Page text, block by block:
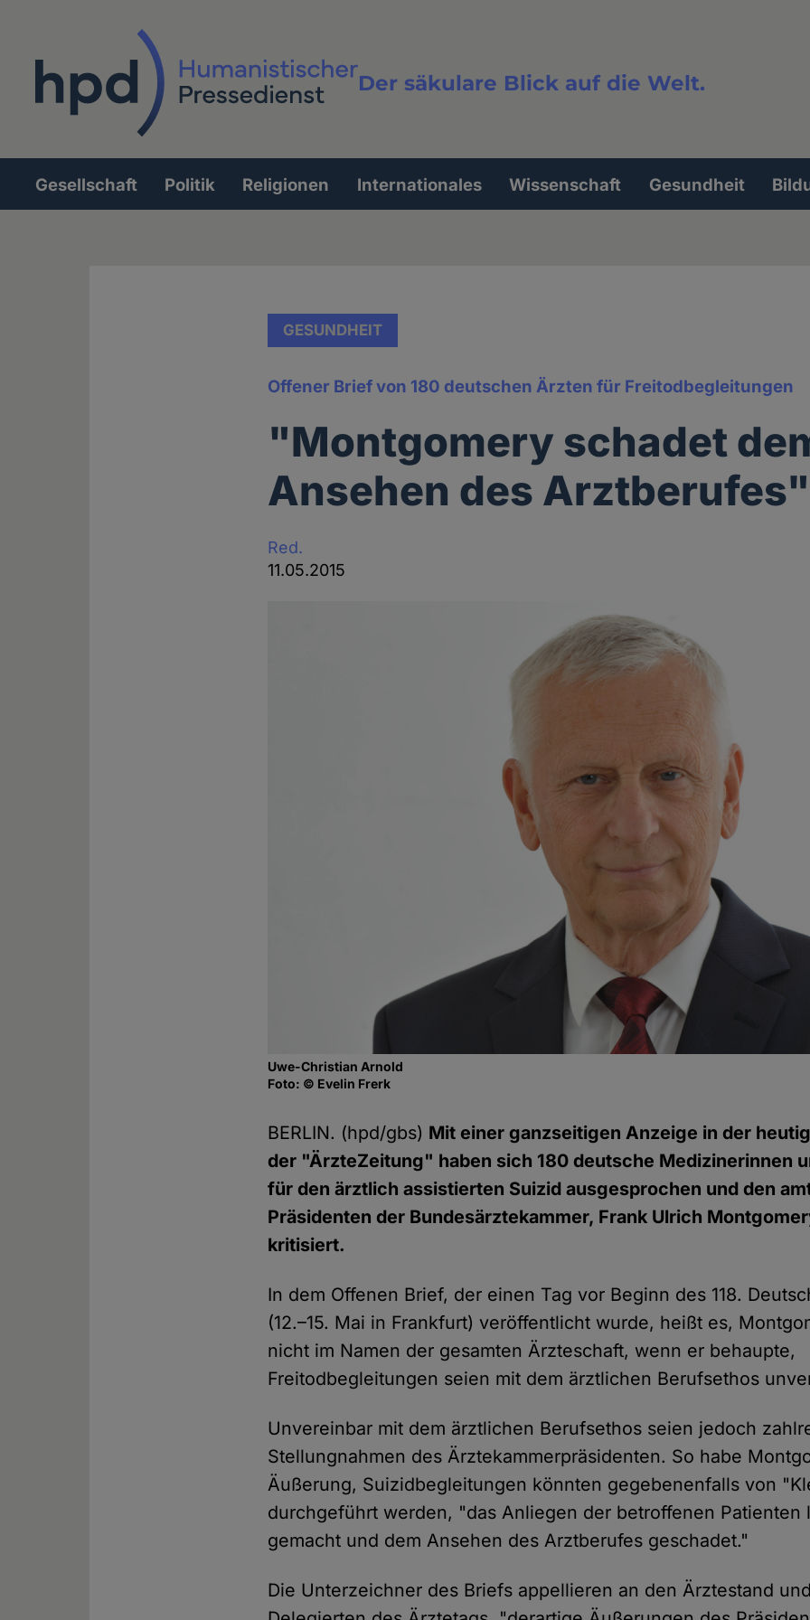
Der säkulare Blick auf die Welt.
Volltextsuche
Hauptnavigation
Gesellschaft Politik Religionen Internationales Wissenschaft Gesundheit
GESUNDHEIT
Offener Brief von 180 deutschen Ärzten für Freitodbegleitungen
"Montgomery schadet
Ansehen des Arztberufes"
Red.
11.05.2015
Uwe-Christian Arnold
Foto: © Evelin Frerk
BERLIN. (hpd/gbs) Mit einer ganzseitigen Anzeige in der
der "ÄrzteZeitung" haben sich 180 deutsche Medizinerinnen
für den ärztlich assistierten Suizid ausgesprochen und den
Präsidenten der Bundesärztekammer, Frank Ulrich
kritisiert.
In dem Offenen Brief, der einen Tag vor Beginn des 118.
(12.–15. Mai in Frankfurt) veröffentlicht wurde, heißt es,
nicht im Namen der gesamten Ärzteschaft, wenn er behaupte,
Freitodbegleitungen seien mit dem ärztlichen Berufsethos
Unvereinbar mit dem ärztlichen Berufsethos seien jedoch
Stellungnahmen des Ärztekammerpräsidenten. So habe
Äußerung, Suizidbegleitungen könnten gegebenenfalls von
durchgeführt werden, "das Anliegen der betroffenen Patienten
gemacht und dem Ansehen des Arztberufes geschadet."
Die Unterzeichner des Briefs appellieren an den Ärztestand